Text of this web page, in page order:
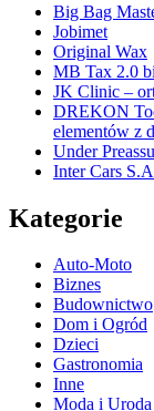
Big Bag
Jobimet
Original Wax
MB Tax 2.0
JK Clinic –
DREKON
elementów z
Under
Inter Cars
Kategorie
Auto-Moto
Biznes
Budownictwo
Dom i Ogród
Dzieci
Gastronomia
Inne
Moda i Uroda